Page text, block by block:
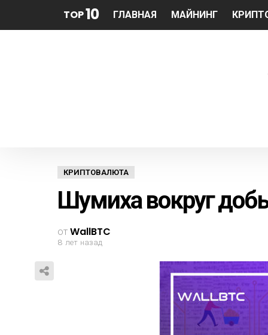
TOP10 ГЛАВНАЯ МАЙНИНГ
КРИПТОВАЛЮТА
Шумиха вокруг
отWallBTC
8 лет назад